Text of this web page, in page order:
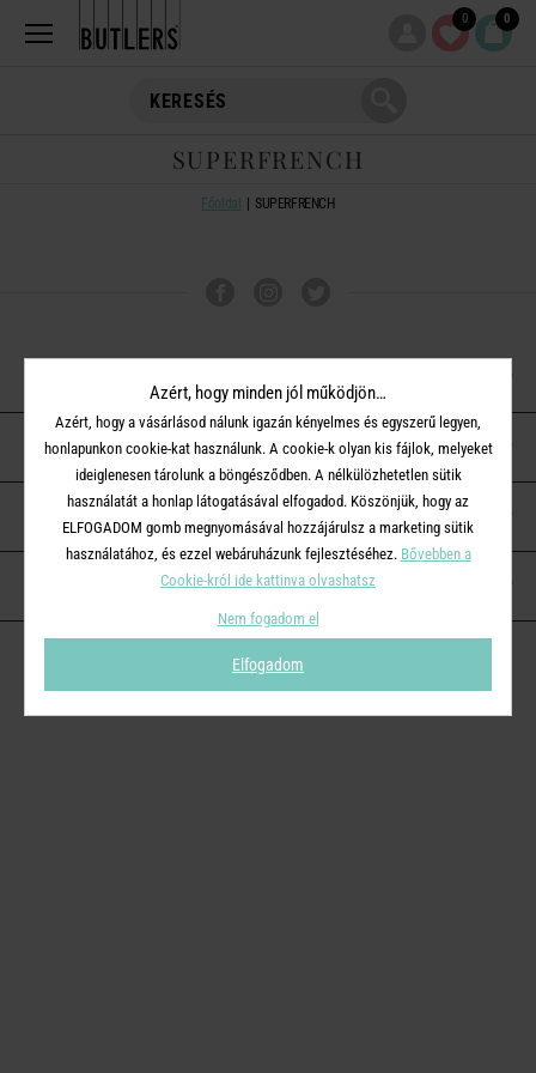
0 0
SUPERFRENCH
Főoldal SUPERFRENCH
ÜGYFÉLSZOLGÁLAT
A BUTLERS-RŐL
KAPCSOLAT
Azért, hogy minden jól működjön…
Azért, hogy a vásárlásod nálunk igazán kényelmes és egyszerű legyen,
honlapunkon cookie-kat használunk. A cookie-k olyan kis fájlok, melyeket
ideiglenesen tárolunk a böngésződben. A nélkülözhetetlen sütik
használatát a honlap látogatásával elfogadod. Köszönjük, hogy az
ELFOGADOM gomb megnyomásával hozzájárulsz a marketing sütik
használatához, és ezzel webáruházunk fejlesztéséhez. Bővebben a
Cookie-król ide kattinva olvashatsz
Nem fogadom el
Elfogadom